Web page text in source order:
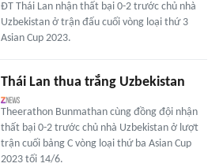
ĐT Thái Lan nhận thất bại 0-2 trước chủ nhà
Uzbekistan ở trận đấu cuối vòng loại thứ 3
Asian Cup 2023.
Thái Lan thua trắng Uzbekistan
Theerathon Bunmathan cùng đồng đội nhận
thất bại 0-2 trước chủ nhà Uzbekistan ở lượt
trận cuối bảng C vòng loại thứ ba Asian Cup
2023 tối 14/6.